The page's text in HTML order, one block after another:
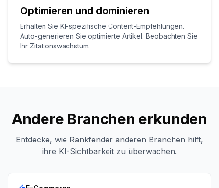
Optimieren und dominieren
Erhalten Sie KI-spezifische Content-Empfehlungen.
Auto-generieren Sie optimierte Artikel. Beobachten Sie
Ihr Zitationswachstum.
Andere Branchen erkunden
Entdecke, wie Rankfender anderen Branchen hilft,
ihre KI-Sichtbarkeit zu überwachen.